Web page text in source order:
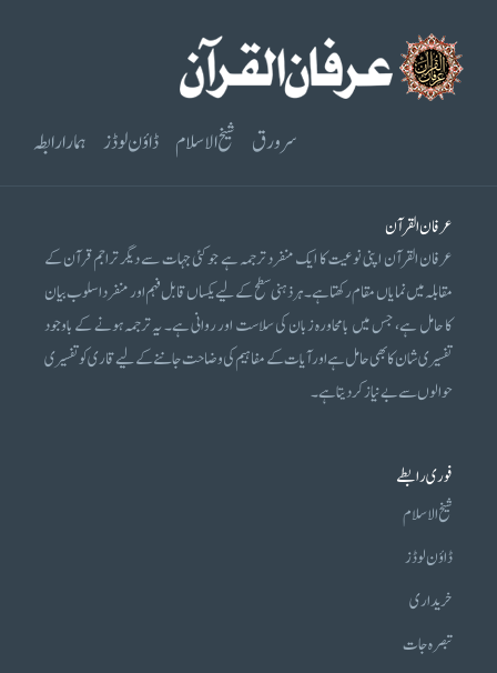
سرورق شیخ الاسلام ڈاؤن لوڈز ہمارا رابطہ
عرفان القرآن
عرفان القرآن اپنی نوعیت کا ایک منفرد ترجمہ ہے جو کئی جہات سے دیگر تراجم قرآن کے
مقابلہ میں نمایاں مقام رکھتا ہے۔ ہر ذہنی سطح کے لیے یکساں قابل فہم اور منفرد اسلوب بیان
کا حامل ہے، جس میں بامحاورہ زبان کی سلاست اور روانی ہے۔ یہ ترجمہ ہونے کے باوجود
تفسیری شان کا بھی حامل ہے اور آیات کے مفاہیم کی وضاحت جاننے کے لیے قاری کو تفسیری
حوالوں سے بے نیاز کر دیتا ہے۔
فوری رابطے
شیخ الاسلام
ڈاؤن لوڈز
خریداری
تبصرہ جات